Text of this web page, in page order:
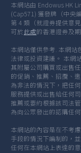
本網站由 Endowus HK
(Cap571) 獲發牌（中央
第 4 類（就證券提供意
可於此處的香港證券及
本網站僅供參考. 本網站
法律或投資建議。 本網
其附屬公司購買或出售
的促銷、推薦、招攬、
為非法的情況下，把任
服務提供或出售給任何
推薦或要約根據該司法
為向公眾發出的認購任
本網站的內容是在不考
手段的情況下編制的，
任何在本網站上表達的